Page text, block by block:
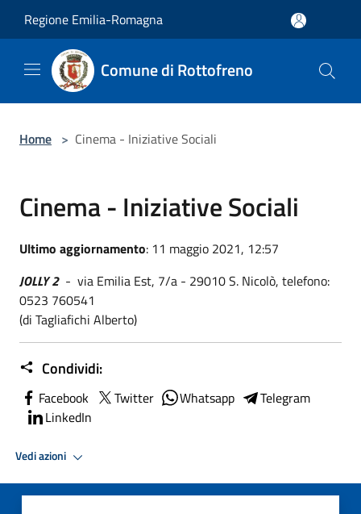
Regione Emilia-Romagna
Comune di Rottofreno
Home > Cinema - Iniziative Sociali
Cinema - Iniziative Sociali
Ultimo aggiornamento: 11 maggio 2021, 12:57
JOLLY 2- via Emilia Est, 7/a - 29010 S. Nicolò, telefono:
0523 760541
(di Tagliafichi Alberto)
Condividi:
Facebook Twitter Whatsapp
Telegram
LinkedIn
Vedi azioni